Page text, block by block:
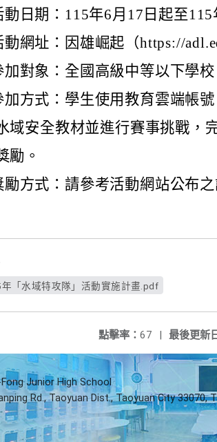
日期：115年6月17日起至115
網址：因雄崛起（https://
對象：全國高級中等以下學校
加方式：學生使用教育雲端帳
安全教材並進行賽事挑戰，
。
方式：請參考活動網站公布之
「水域特攻隊」活動實施計畫.pdf
最後更新
點擊率： 67 |
Junior High School
Rd., Taoyuan Dist., Taoyuan City 33070,